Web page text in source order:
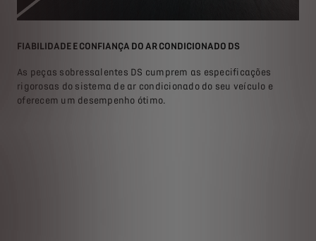
FIABILIDADE E CONFIANÇA DO AR CONDICIONADO DS
As peças sobressalentes DS cumprem as especificações
rigorosas do sistema de ar condicionado do seu veículo e
oferecem um desempenho ótimo.